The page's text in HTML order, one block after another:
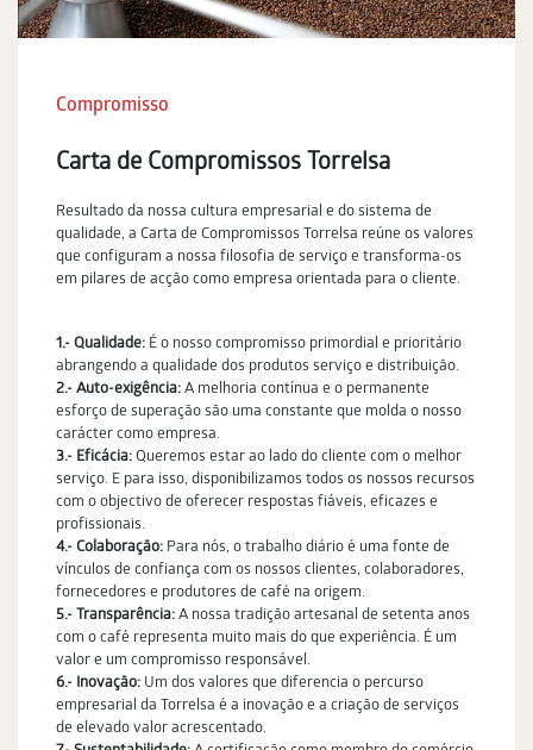
Compromisso
Carta de Compromissos Torrelsa
Resultado da nossa cultura empresarial e do sistema de
qualidade, a Carta de Compromissos Torrelsa reúne os valores
que configuram a nossa filosofia de serviço e transforma-os
em pilares de acção como empresa orientada para o cliente.
1.- Qualidade: É o nosso compromisso primordial e prioritário
abrangendo a qualidade dos produtos serviço e distribuição.
2.- Auto-exigência: A melhoria contínua e o permanente
esforço de superação são uma constante que molda o nosso
carácter como empresa.
3.- Eficácia: Queremos estar ao lado do cliente com o melhor
serviço. E para isso, disponibilizamos todos os nossos recursos
com o objectivo de oferecer respostas fiáveis, eficazes e
profissionais.
4.- Colaboração: Para nós, o trabalho diário é uma fonte de
vínculos de confiança com os nossos clientes, colaboradores,
fornecedores e produtores de café na origem.
5.- Transparência: A nossa tradição artesanal de setenta anos
com o café representa muito mais do que experiência. É um
valor e um compromisso responsável.
6.- Inovação: Um dos valores que diferencia o percurso
empresarial da Torrelsa é a inovação e a criação de serviços
de elevado valor acrescentado.